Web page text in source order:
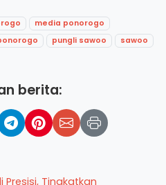
media ponorogo
pungli sawoo
sawoo
berita:
Presisi, Tingkatkan